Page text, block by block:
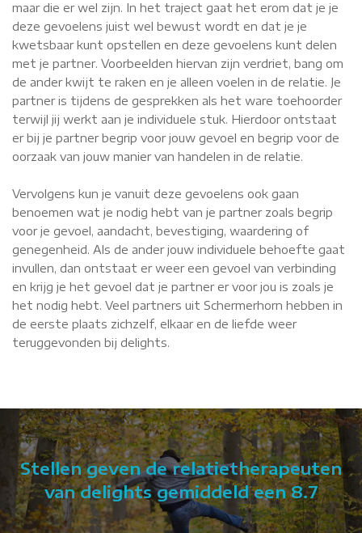
maar die er wel zijn. In het traject gaat het erom dat je je
deze gevoelens juist wel bewust wordt en dat je je
kwetsbaar kunt opstellen en deze gevoelens kunt delen
met je partner. Voorbeelden hiervan zijn verdriet, bang om
de ander kwijt te raken en je alleen voelen in de relatie. Je
partner is tijdens de gesprekken als het ware toehoorder
terwijl jij werkt aan je individuele stuk. Hierdoor ontstaat
er bij je partner begrip voor jouw gevoel en begrip voor de
oorzaak van jouw manier van handelen in de relatie.
Vervolgens kun je vanuit deze gevoelens ook gaan
benoemen wat je nodig hebt van je partner zoals begrip
voor je gevoel, aandacht, bevestiging, waardering of
genegenheid. Als de ander jouw individuele behoefte gaat
invullen, dan ontstaat er weer een gevoel van verbinding
en krijg je het gevoel dat je partner er voor jou is zoals je
het nodig hebt. Veel partners uit Schermerhorn hebben in
de eerste plaats zichzelf, elkaar en de liefde weer
teruggevonden bij delights.
Stellen geven de relatietherapeuten
van delights gemiddeld een 8.7